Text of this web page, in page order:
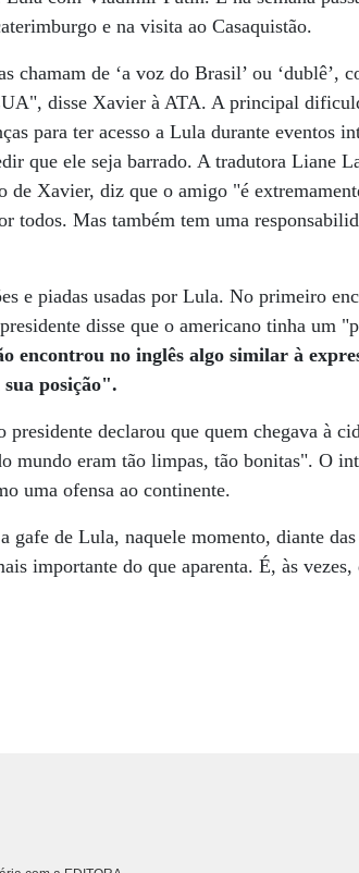
e na visita ao Casaquistão.
chamam de ‘a voz do Brasil’ ou ‘dublê’,
disse Xavier à ATA. A principal
para ter acesso a Lula durante eventos
que ele seja barrado. A tradutora Liane
de Xavier, diz que o amigo "é
todos. Mas também tem uma
e piadas usadas por Lula. No primeiro
disse que o americano tinha um
encontrou no inglês algo similar à
posição".
declarou que quem chegava à
mundo eram tão limpas, tão bonitas". O
uma ofensa ao continente.
gafe de Lula, naquele momento, diante
importante do que aparenta. É, às